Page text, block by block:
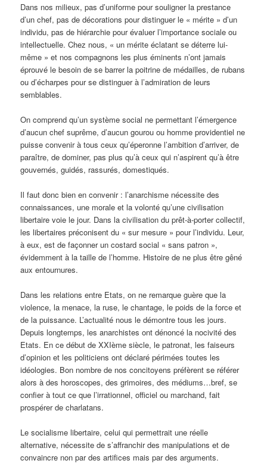
Dans nos milieux, pas d’uniforme pour souligner la prestance
d’un chef, pas de décorations pour distinguer le « mérite » d’un
individu, pas de hiérarchie pour évaluer l’importance sociale ou
intellectuelle. Chez nous, « un mérite éclatant se déterre lui-
même » et nos compagnons les plus éminents n’ont jamais
éprouvé le besoin de se barrer la poitrine de médailles, de rubans
ou d’écharpes pour se distinguer à l’admiration de leurs
semblables.
On comprend qu’un système social ne permettant l’émergence
d’aucun chef suprême, d’aucun gourou ou homme providentiel ne
puisse convenir à tous ceux qu’éperonne l’ambition d’arriver, de
paraître, de dominer, pas plus qu’à ceux qui n’aspirent qu’à être
gouvernés, guidés, rassurés, domestiqués.
Il faut donc bien en convenir : l’anarchisme nécessite des
connaissances, une morale et la volonté qu’une civilisation
libertaire voie le jour. Dans la civilisation du prêt-à-porter collectif,
les libertaires préconisent du « sur mesure » pour l’individu. Leur,
à eux, est de façonner un costard social « sans patron »,
évidemment à la taille de l’homme. Histoire de ne plus être gêné
aux entournures.
Dans les relations entre Etats, on ne remarque guère que la
violence, la menace, la ruse, le chantage, le poids de la force et
de la puissance. L’actualité nous le démontre tous les jours.
Depuis longtemps, les anarchistes ont dénoncé la nocivité des
Etats. En ce début de XXIème siècle, le patronat, les faiseurs
d’opinion et les politiciens ont déclaré périmées toutes les
idéologies. Bon nombre de nos concitoyens préfèrent se référer
alors à des horoscopes, des grimoires, des médiums…bref, se
confier à tout ce que l’irrationnel, officiel ou marchand, fait
prospérer de charlatans.
Le socialisme libertaire, celui qui permettrait une réelle
alternative, nécessite de s’affranchir des manipulations et de
convaincre non par des artifices mais par des arguments.